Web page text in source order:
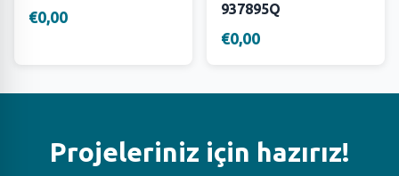
€0,00
937895Q
€0,00
Projeleriniz için hazırız!